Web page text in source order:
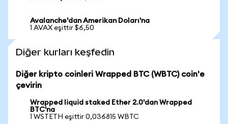
Avalanche'dan Amerikan Doları'na
1 AVAX eşittir $6,50
Diğer kurları keşfedin
Diğer kripto coinleri Wrapped BTC (WBTC) coin'e
çevirin
Wrapped liquid staked Ether 2.0'dan Wrapped
BTC'na
1 WSTETH eşittir 0,036815 WBTC